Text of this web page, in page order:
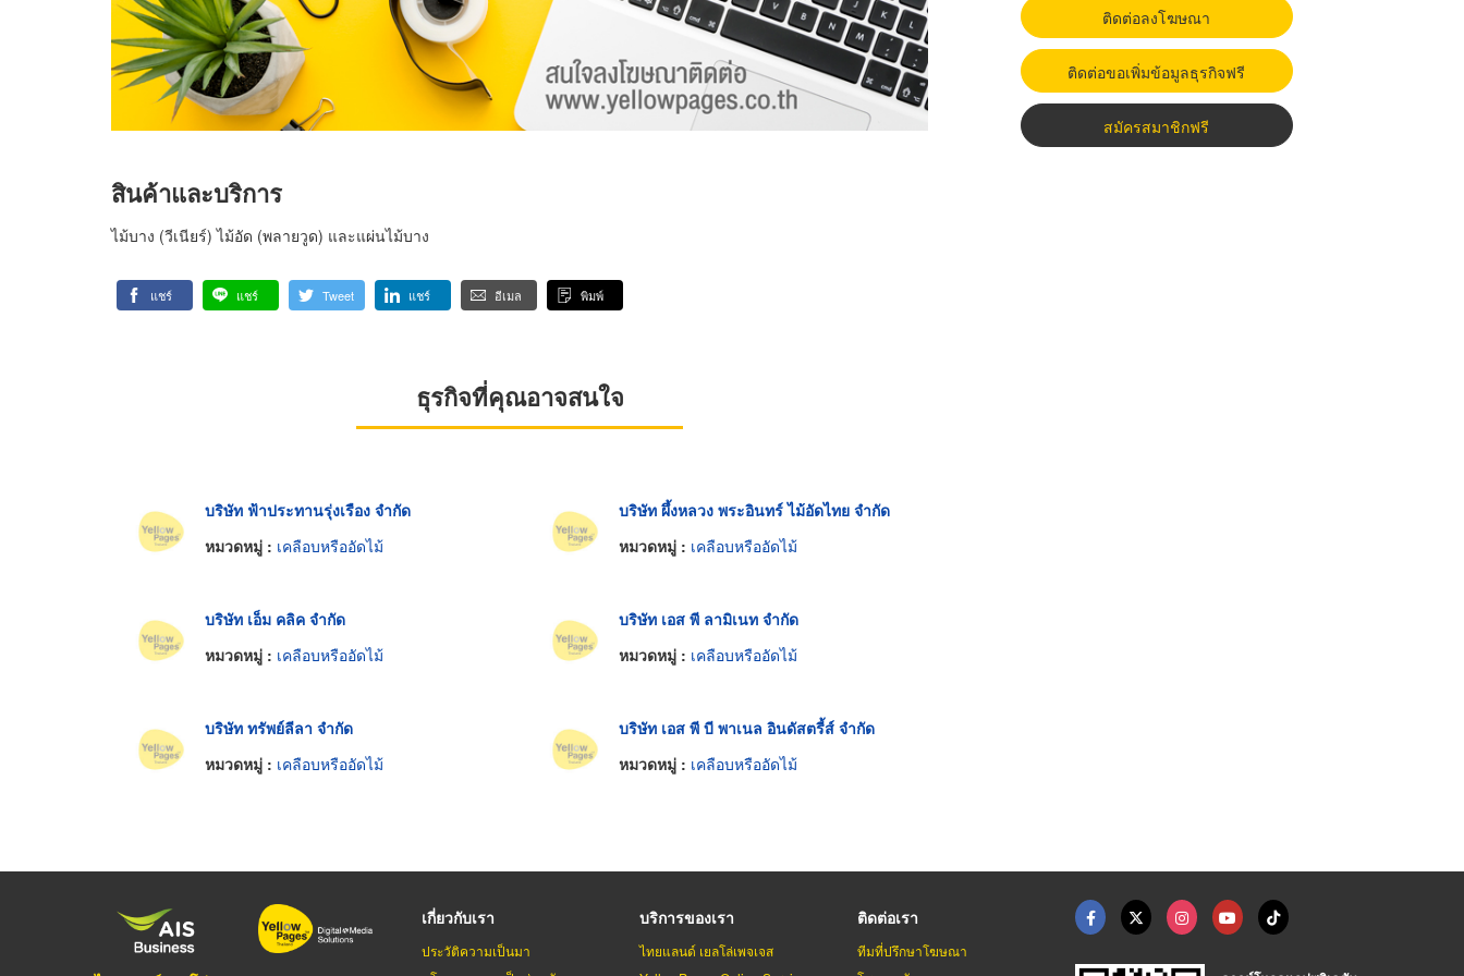
สินค้าและบริการ
ไม้บาง (วีเนียร์) ไม้อัด (พลายวูด) และแผ่นไม้บาง
แชร์ แชร์ Tweet แชร์ อีเมล พิมพ์
ธุรกิจที่คุณอาจสนใจ
บริษัท ฟ้าประทานรุ่งเรือง จำกัด
หมวดหมู่ : เคลือบหรืออัดไม้
บริษัท ผึ้งหลวง พระอินทร์ ไม้อัดไทย จำกัด
หมวดหมู่ : เคลือบหรืออัดไม้
บริษัท เอ็ม คลิค จำกัด
หมวดหมู่ : เคลือบหรืออัดไม้
บริษัท เอส พี ลามิเนท จำกัด
หมวดหมู่ : เคลือบหรืออัดไม้
บริษัท ทรัพย์ลีลา จำกัด
หมวดหมู่ : เคลือบหรืออัดไม้
บริษัท เอส พี บี พาเนล อินดัสตรี้ส์ จำกัด
หมวดหมู่ : เคลือบหรืออัดไม้
ติดต่อลงโฆษณา
ติดต่อขอเพิ่มข้อมูลธุรกิจฟรี
สมัครสมาชิกฟรี
เกี่ยวกับเรา
ประวัติความเป็นมา
บริการของเรา
ไทยแลนด์ เยลโล่เพจเจส
ติดต่อเรา
ทีมที่ปรึกษาโฆษณา